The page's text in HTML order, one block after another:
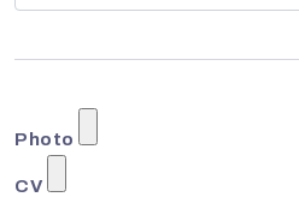
Photo
CV